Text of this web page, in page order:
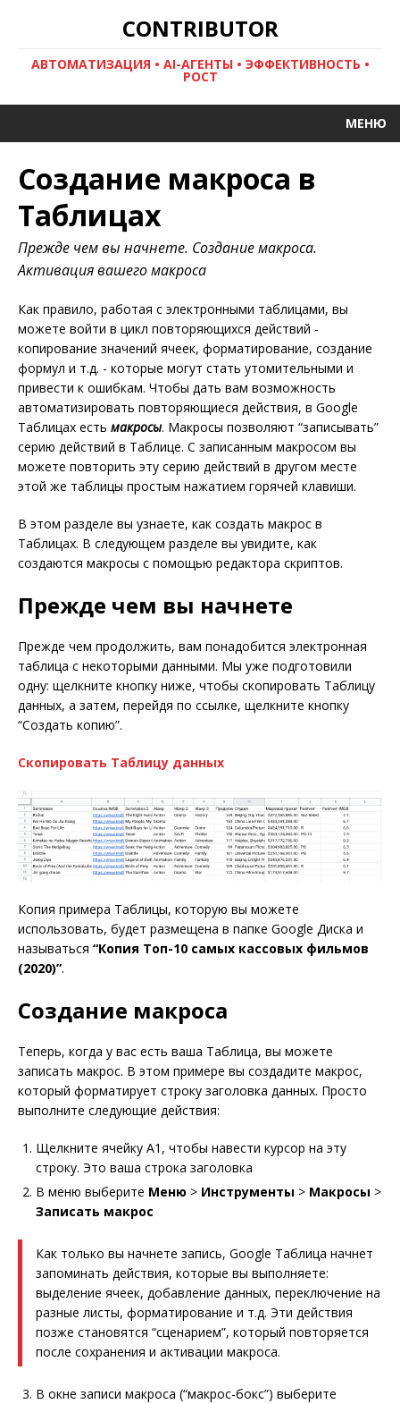
CONTRIBUTOR
АВТОМАТИЗАЦИЯ • AI-АГЕНТЫ • ЭФФЕКТИВНОСТЬ •
РОСТ
МЕНЮ
Создание макроса в
Таблицах
Прежде чем вы начнете. Создание макроса.
Активация вашего макроса
Как правило, работая с электронными таблицами, вы
можете войти в цикл повторяющихся действий -
копирование значений ячеек, форматирование, создание
формул и т.д. - которые могут стать утомительными и
привести к ошибкам. Чтобы дать вам возможность
автоматизировать повторяющиеся действия, в Google
Таблицах есть макросы. Макросы позволяют “записывать”
серию действий в Таблице. С записанным макросом вы
можете повторить эту серию действий в другом месте
этой же таблицы простым нажатием горячей клавиши.
В этом разделе вы узнаете, как создать макрос в
Таблицах. В следующем разделе вы увидите, как
создаются макросы с помощью редактора скриптов.
Прежде чем вы начнете
Прежде чем продолжить, вам понадобится электронная
таблица с некоторыми данными. Мы уже подготовили
одну: щелкните кнопку ниже, чтобы скопировать Таблицу
данных, а затем, перейдя по ссылке, щелкните кнопку
“Создать копию”.
Скопировать Таблицу данных
Копия примера Таблицы, которую вы можете
использовать, будет размещена в папке Google Диска и
называться “Копия Топ-10 самых кассовых фильмов
(2020)”.
Создание макроса
Теперь, когда у вас есть ваша Таблица, вы можете
записать макрос. В этом примере вы создадите макрос,
который форматирует строку заголовка данных. Просто
выполните следующие действия:
Щелкните ячейку A1, чтобы навести курсор на эту
строку. Это ваша строка заголовка
В меню выберите Меню > Инструменты > Макросы >
Записать макрос
Как только вы начнете запись, Google Таблица начнет
запоминать действия, которые вы выполняете:
выделение ячеек, добавление данных, переключение на
разные листы, форматирование и т.д. Эти действия
позже становятся “сценарием”, который повторяется
после сохранения и активации макроса.
В окне записи макроса (“макрос-бокс”) выберите